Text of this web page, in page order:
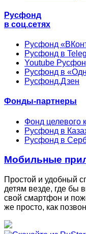
Русфонд
в соц.сетях
Русфонд
Русфонд в
Youtube
Русфонд в
Русфонд.Дзен
Фонды-партнеры
Фонд целевого
Русфонд в
Русфонд в
Мобильные
Простой и удобный
детям везде, где бы
свой смартфон и
же просто, как